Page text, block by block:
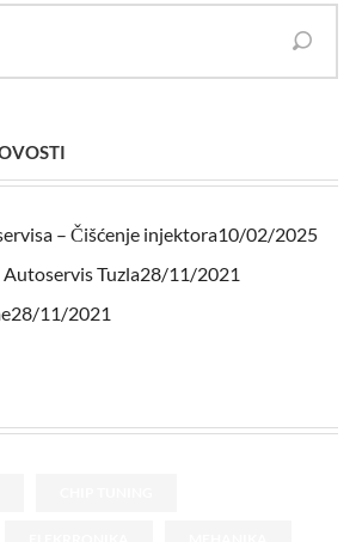
– Čišćenje injektora10/02/2025
Tuzla28/11/2021
28/11/2021